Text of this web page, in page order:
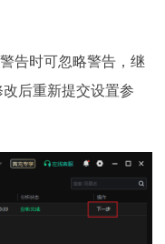
告时可忽略警告，继
后重新提交设置参